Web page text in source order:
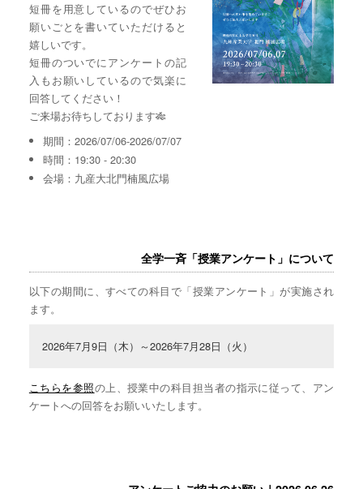
短冊を用意しているのでぜひお
願いごとを書いていただけると
嬉しいです。
短冊のついでにアンケートの記
入もお願いしているので気楽に
回答してください！
ご来場お待ちしております🎋
期間：2026/07/06-2026/07/07
時間：19:30 - 20:30
会場：九産大北門楠風広場
全学一斉「授業アンケート」について
以下の期間に、すべての科目で「授業アンケート」が実施され
ます。
2026年7月9日（木）～2026年7月28日（火）
こちらを参照の上、授業中の科目担当者の指示に従って、アン
ケートへの回答をお願いいたします。